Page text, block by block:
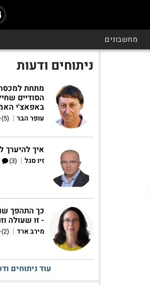
מחשבונים
ניתוחים ודעות
מתחת למכסה
הסודיים
באפאצ'י
עופר הבר |
(5)
איך להיערך
זיו סגל |
(3)
כך התהפך
- זו שעולה
מירב ארד |
(2)
עוד ניתוחים